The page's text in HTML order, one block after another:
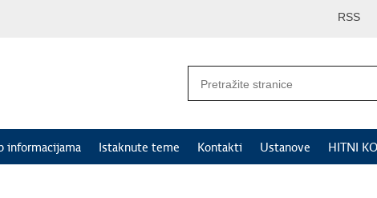
RSS
informacijama Istaknute teme Kontakti Ustanove HITNI